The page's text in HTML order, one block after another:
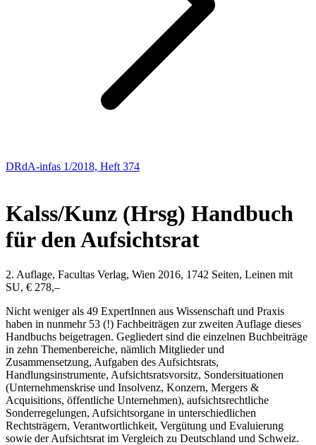
DRdA-infas 1/2018, Heft 374
Kalss/Kunz (Hrsg) Handbuch
für den Aufsichtsrat
2. Auflage, Facultas Verlag, Wien 2016, 1742 Seiten, Leinen mit
SU, € 278,–
Nicht weniger als 49 ExpertInnen aus Wissenschaft und Praxis
haben in nunmehr 53 (!) Fachbeiträgen zur zweiten Auflage dieses
Handbuchs beigetragen. Gegliedert sind die einzelnen Buchbeiträge
in zehn Themenbereiche, nämlich Mitglieder und
Zusammensetzung, Aufgaben des Aufsichtsrats,
Handlungsinstrumente, Aufsichtsratsvorsitz, Sondersituationen
(Unternehmenskrise und Insolvenz, Konzern, Mergers &
Acquisitions, öffentliche Unternehmen), aufsichtsrechtliche
Sonderregelungen, Aufsichtsorgane in unterschiedlichen
Rechtsträgern, Verantwortlichkeit, Vergütung und Evaluierung
sowie der Aufsichtsrat im Vergleich zu Deutschland und Schweiz.